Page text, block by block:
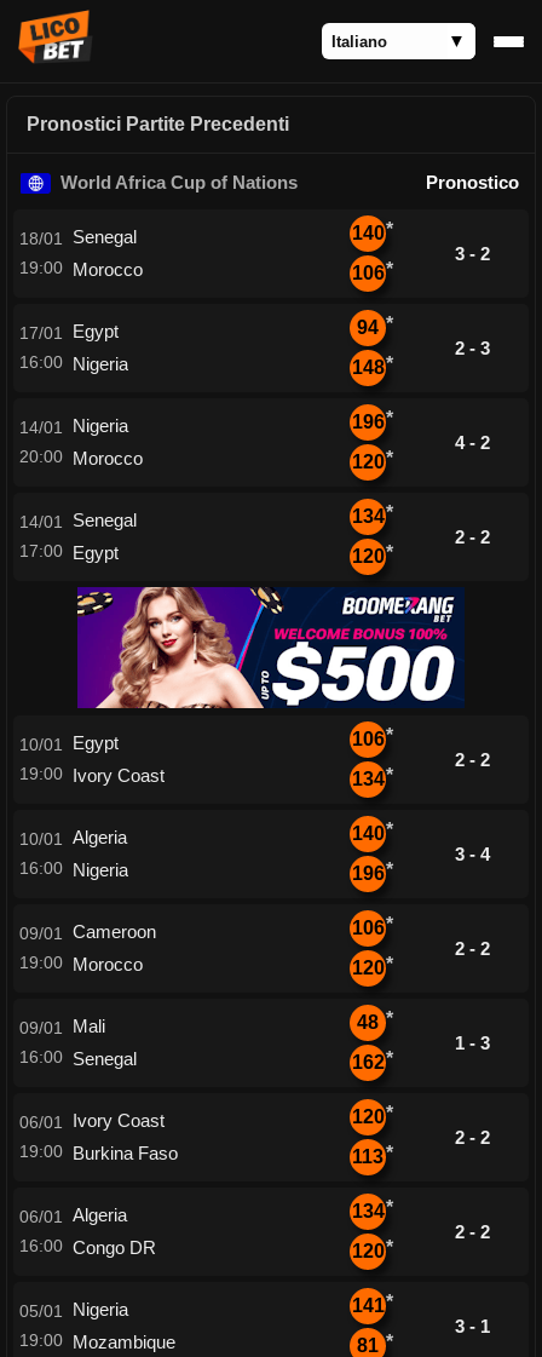
Pronostici Partite Precedenti
World Africa Cup of Nations Pronostico
18/01
19:00
Senegal
Morocco
140*
106*
3 - 2
17/01
16:00
Egypt
Nigeria
94 *
148*
2 - 3
14/01
20:00
Nigeria
Morocco
196*
120*
4 - 2
14/01
17:00
Senegal
Egypt
134*
120*
2 - 2
10/01
19:00
Egypt
Ivory Coast
106*
134*
2 - 2
10/01
16:00
Algeria
Nigeria
140*
196*
3 - 4
09/01
19:00
Cameroon
Morocco
106*
120*
2 - 2
09/01
16:00
Mali
Senegal
48 *
162*
1 - 3
06/01
19:00
Ivory Coast
Burkina Faso
120*
113*
2 - 2
06/01
16:00
Algeria
Congo DR
134*
120*
2 - 2
05/01
19:00
Nigeria
Mozambique
141*
81 *
3 - 1